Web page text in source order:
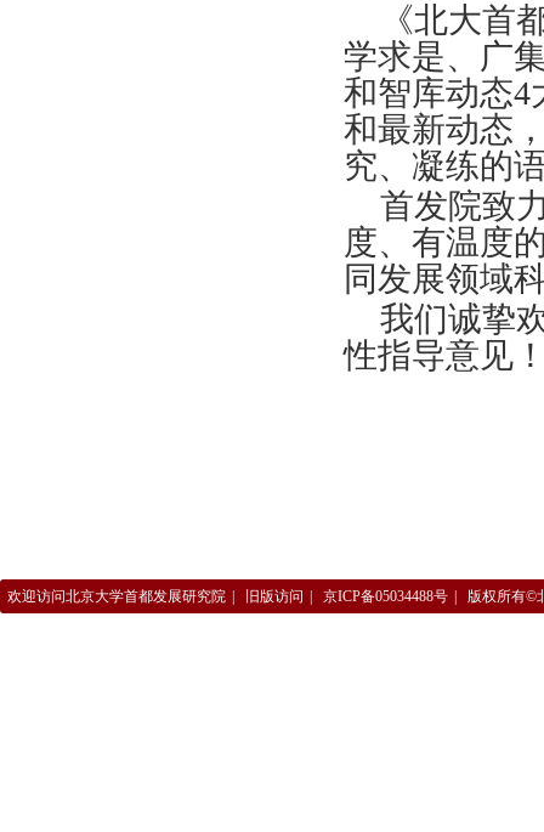
《北大首
学求是、广
和智库动态4
和最新动态
究、凝练的
首发院致
度、有温度
同发展领域
我们诚挚
性指导意见
欢迎访问北京大学首都发展研究院 旧版访问 京ICP备05034488号 版权所有©